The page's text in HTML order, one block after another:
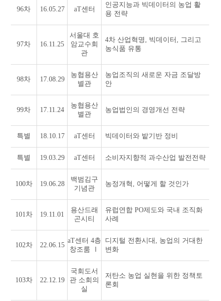
96차 16.05.27 aT센터
인공지능과 빅데이터의 농업 활
용 전략
97차 16.11.25
서울대 호
암교수회
관
4차 산업혁명, 빅데이터, 그리고
농식품 유통
98차 17.08.29
농협용산
별관
농업조직의 새로운 자금 조달방
안
99차 17.11.24
농협용산
별관
농업법인의 경영개선 전략
특별 18.10.17 aT센터 빅데이터와 밭기반 정비
특별 19.03.29 aT센터 소비자지향적 과수산업 발전전략
100차 19.06.28
백범김구
기념관
농정개혁, 어떻게 할 것인가
101차 19.11.01
용산드래
곤시티
유럽연합 PO제도와 국내 조직화
사례
102차 22.06.15
aT센터 4층
창조룸 Ⅰ
디지털 전환시대, 농업의 거대한
변화
103차 22.12.19
국회도서
관 소회의
실
저탄소 농업 실현을 위한 정책토
론회